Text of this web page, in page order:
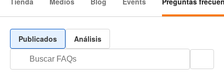
Publicados Análisis